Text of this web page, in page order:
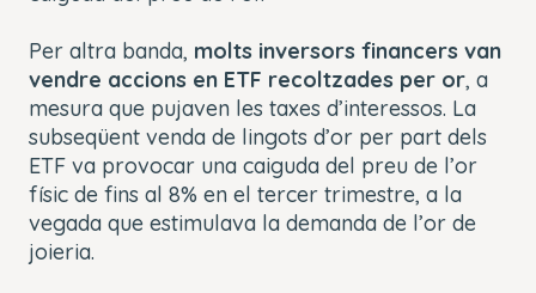
Per altra banda, molts inversors financers van
vendre accions en ETF recoltzades per or, a
mesura que pujaven les taxes d’interessos. La
subseqüent venda de lingots d’or per part dels
ETF va provocar una caiguda del preu de l’or
físic de fins al 8% en el tercer trimestre, a la
vegada que estimulava la demanda de l’or de
joieria.